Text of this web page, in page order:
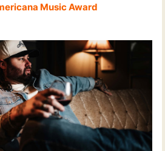
Music Award